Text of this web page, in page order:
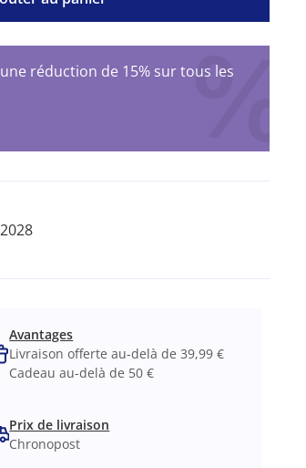
réduction de 15% sur tous les
Avantages
Livraison offerte au-delà de 39,99 €
Cadeau au-delà de 50 €
Prix de livraison
Chronopost